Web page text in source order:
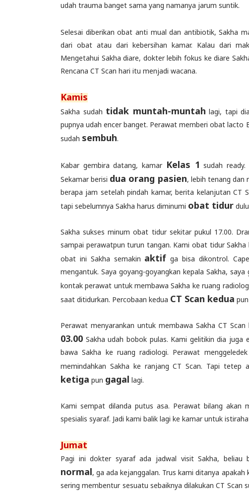
udah trauma banget sama yang namanya jarum suntik.
Selesai diberikan obat anti mual dan antibiotik, Sakha
dari obat atau dari kebersihan kamar. Kalau dari
Mengetahui Sakha diare, dokter lebih fokus ke diare
Rencana CT Scan hari itu menjadi wacana.
Kamis
Sakha sudah tidak muntah-muntah lagi, tapi
pupnya udah encer banget. Perawat memberi obat lacto
sudah sembuh.
Kabar gembira datang, kamar Kelas 1 sudah
Sekamar berisi dua orang pasien, lebih tenang dan
berapa jam setelah pindah kamar, berita kelanjutan CT
tapi sebelumnya Sakha harus diminumi obat tidur
Sakha sukses minum obat tidur sekitar pukul 17.00.
sampai perawatpun turun tangan. Kami obat tidur
obat ini Sakha semakin aktif ga bisa dikontrol.
mengantuk. Saya goyang-goyangkan kepala Sakha,
kontak perawat untuk membawa Sakha ke ruang
saat ditidurkan. Percobaan kedua CT Scan kedua pun
Perawat menyarankan untuk membawa Sakha CT
03.00 Sakha udah bobok pulas. Kami gelitikin dia
bawa Sakha ke ruang radiologi. Perawat
memindahkan Sakha ke ranjang CT Scan. Tapi tetep
ketiga pun gagal lagi.
Kami sempat dilanda putus asa. Perawat bilang akan
spesialis syaraf. Jadi kami balik lagi ke kamar untuk
Jumat
Pagi ini dokter syaraf ada jadwal visit Sakha, beliau
normal, ga ada kejanggalan. Trus kami ditanya
sering membentur sesuatu sebaiknya dilakukan CT